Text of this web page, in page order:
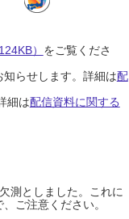
） をご覧くださ
らせします。詳細は配
細は配信資料に関する
測としました。これに
ご注意ください。